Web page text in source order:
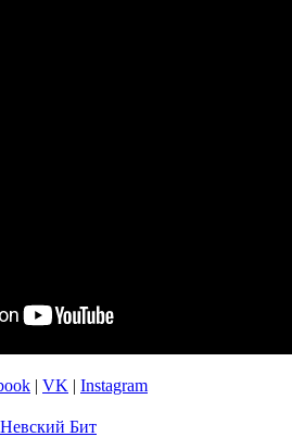
| VK | Instagram
Невский Бит